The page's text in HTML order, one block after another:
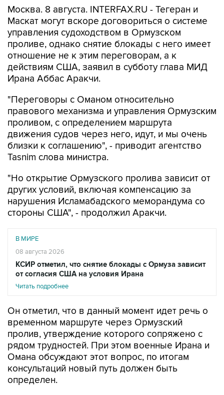
Москва. 8 августа. INTERFAX.RU - Тегеран и
Маскат могут вскоре договориться о системе
управления судоходством в Ормузском
проливе, однако снятие блокады с него имеет
отношение не к этим переговорам, а к
действиям США, заявил в субботу глава МИД
Ирана Аббас Аракчи.
"Переговоры с Оманом относительно
правового механизма и управления Ормузским
проливом, с определением маршрута
движения судов через него, идут, и мы очень
близки к соглашению", - приводит агентство
Tasnim слова министра.
"Но открытие Ормузского пролива зависит от
других условий, включая компенсацию за
нарушения Исламабадского меморандума со
стороны США", - продолжил Аракчи.
В МИРЕ
08 августа 2026
КСИР отметил, что снятие блокады с Ормуза зависит
от согласия США на условия Ирана
Читать подробнее
Он отметил, что в данный момент идет речь о
временном маршруте через Ормузский
пролив, утверждение которого сопряжено с
рядом трудностей. При этом военные Ирана и
Омана обсуждают этот вопрос, по итогам
консультаций новый путь должен быть
определен.